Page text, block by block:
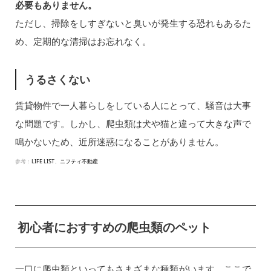
必要もありません。
ただし、掃除をしすぎないと臭いが発生する恐れもあるた
め、定期的な清掃はお忘れなく。
うるさくない
賃貸物件で一人暮らしをしている人にとって、騒音は大事
な問題です。しかし、爬虫類は犬や猫と違って大きな声で
鳴かないため、近所迷惑になることがありません。
参考： LIFE LIST、 ニフティ不動産
初心者におすすめの爬虫類のペット